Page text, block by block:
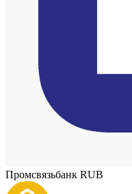
Промсвязьбанк RUB